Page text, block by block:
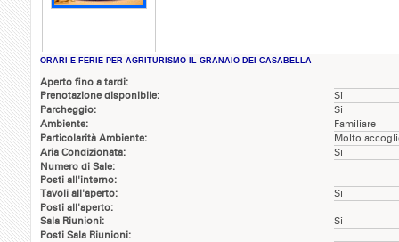
ORARI E FERIE PER AGRITURISMO IL GRANAIO DEI CASABELLA
Aperto fino a tardi:
Prenotazione disponibile:
Si
Parcheggio:
Si
Ambiente:
Familiare
Particolarità Ambiente:
Molto
Aria Condizionata:
Si
Numero di Sale:
Posti all'interno:
Tavoli all'aperto:
Si
Posti all'aperto:
Sala Riunioni:
Si
Posti Sala Riunioni: